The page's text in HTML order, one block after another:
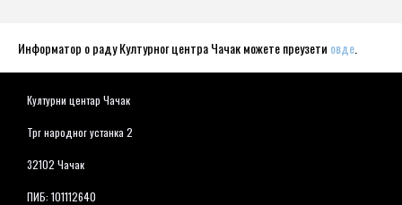
Информатор о раду Културног центра Чачак можете преузети овде
Културни центар Чачак
Трг народног устанка 2
32102 Чачак
ПИБ: 101112640